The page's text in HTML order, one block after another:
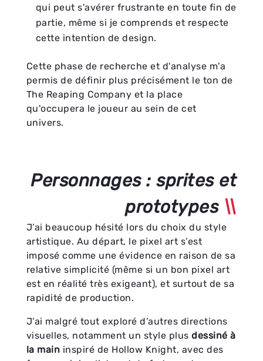
qui peut s'avérer frustrante en toute fin de
partie, même si je comprends et respecte
cette intention de design.
Cette phase de recherche et d'analyse m'a
permis de définir plus précisément le ton de
The Reaping Company et la place
qu'occupera le joueur au sein de cet
univers.
Personnages : sprites et
prototypes
J’ai beaucoup hésité lors du choix du style
artistique. Au départ, le pixel art s’est
imposé comme une évidence en raison de sa
relative simplicité (même si un bon pixel art
est en réalité très exigeant), et surtout de sa
rapidité de production.
J’ai malgré tout exploré d’autres directions
visuelles, notamment un style plusdessiné à
la main inspiré de Hollow Knight, avec des